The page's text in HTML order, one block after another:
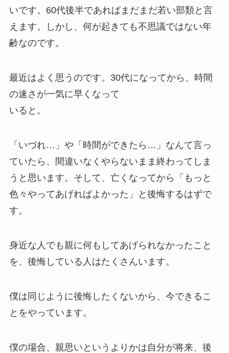
いです。60代後半であればまだまだ若い部類と言
えます。しかし、何が起きても不思議ではない年
齢なのです。
最近はよく思うのです。30代になってから、時間
の速さが一気に早くなって
いると。
「いづれ…」や「時間ができたら…」なんて言っ
ていたら、間違いなくやらないまま終わってしま
うと思います。そして、亡くなってから「もっと
色々やってあげればよかった」と後悔するはずで
す。
身近な人でも親に何もしてあげられなかったこと
を、後悔している人はたくさんいます。
僕は同じように後悔したくないから、今できるこ
とをやっています。
僕の場合、親思いというよりかは自分が将来、後